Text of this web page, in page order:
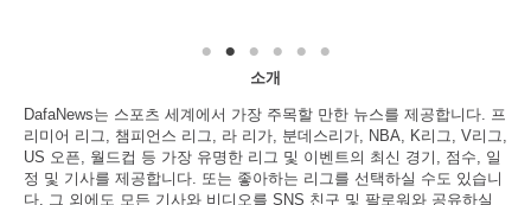
소개
DafaNews는 스포츠 세계에서 가장 주목할 만한 뉴스를 제공합니다. 프
리미어 리그, 챔피언스 리그, 라 리가, 분데스리가, NBA, K리그, V리그,
US 오픈, 월드컵 등 가장 유명한 리그 및 이벤트의 최신 경기, 점수, 일
정 및 기사를 제공합니다. 또는 좋아하는 리그를 선택하실 수도 있습니
다. 그 외에도 모든 기사와 비디오를 SNS 친구 및 팔로워와 공유하실